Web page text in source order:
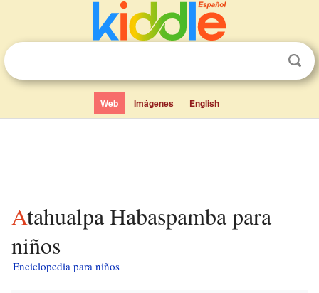
Web Imágenes English
Atahualpa Habaspamba para
niños
Enciclopedia para niños